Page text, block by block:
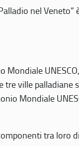
nel
tre ville palladiane
Mondiale
tra loro